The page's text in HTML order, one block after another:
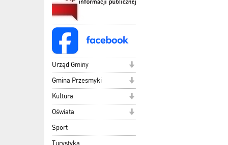
Urząd Gminy
Gmina Przesmyki
Kultura
Oświata
Sport
Turystyka